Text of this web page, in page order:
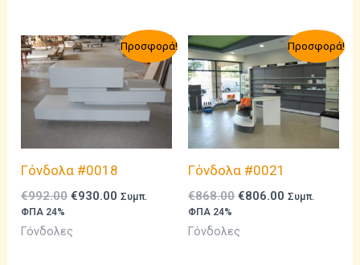
Προσφορά!
Γόνδολα #0018
€992.00 Original
was:
€992.00.
€930.00 Η
Συμπ.
ΦΠΑ 24%
Γόνδολες
Προσφορά!
Γόνδολα #0021
€868.00 Original
was:
€868.00.
€806.00 Η
Συμπ.
ΦΠΑ 24%
Γόνδολες